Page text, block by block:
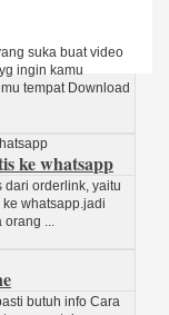
suka buat video
ingin kamu
tempat Download
ke whatsapp
dari orderlink, yaitu
whatsapp.jadi
orang ...
butuh info Cara